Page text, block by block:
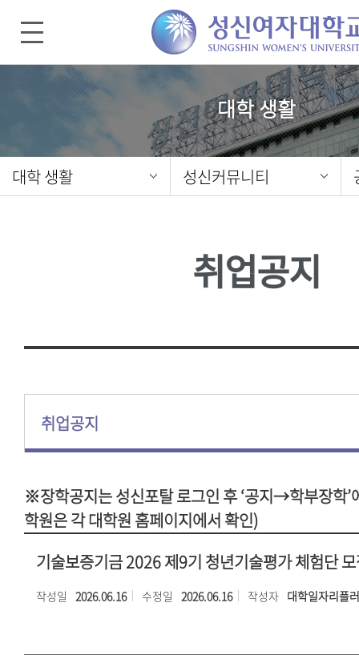
대학 생활
대학 생활 성신커뮤니티
취업공지
취업공지
※장학공지는 성신포탈 로그인 후 ‘공지→학부장학’
학원은 각 대학원 홈페이지에서 확인)
기술보증기금 2026 제9기 청년기술평가 체험단
작성일 2026.06.16 수정일 2026.06.16 작성자 대학일자리플